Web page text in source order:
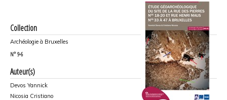
Collection
Archéologie à Bruxelles
N° 9-6
Auteur(s)
Devos Yannick
Nicosia Cristiano